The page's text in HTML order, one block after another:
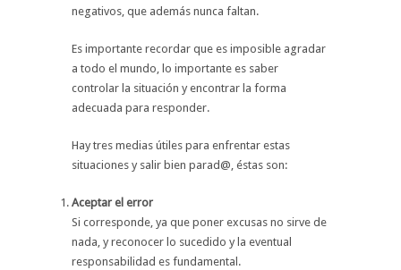
negativos, que además nunca faltan.
Es importante recordar que es imposible agradar
a todo el mundo, lo importante es saber
controlar la situación y encontrar la forma
adecuada para responder.
Hay tres medias útiles para enfrentar estas
situaciones y salir bien parad@, éstas son:
Aceptar el error
Si corresponde, ya que poner excusas no sirve de
nada, y reconocer lo sucedido y la eventual
responsabilidad es fundamental.